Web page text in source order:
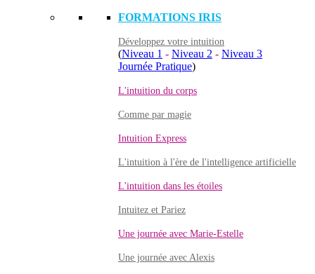
FORMATIONS IRIS
Développez votre intuition
(Niveau 1 - Niveau 2 - Niveau 3
Journée Pratique)
L'intuition du corps
Comme par magie
Intuition Express
L'intuition à l'ère de l'intelligence artificielle
L'intuition dans les étoiles
Intuitez et Pariez
Une journée avec Marie-Estelle
Une journée avec Alexis